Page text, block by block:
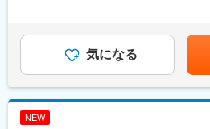
・現行オペレーションの把握と課
・給与／社保／勤怠など実務の安
・業務マニュアル化・標準化・属
給与補足＞■給与改定年2回（4月／
の金額であり、選考を通じて上下
額)は固定手当を含めた表記です。
気になる
NEW